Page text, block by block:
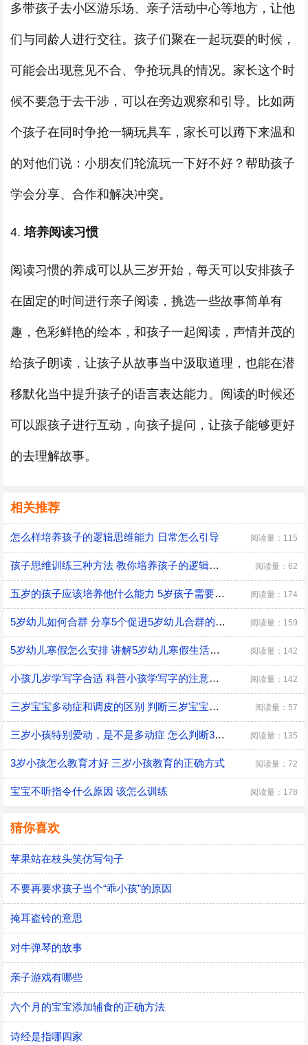
多带孩子去小区游乐场、亲子活动中心等地方，让他
们与同龄人进行交往。孩子们聚在一起玩耍的时候，
可能会出现意见不合、争抢玩具的情况。家长这个时
候不要急于去干涉，可以在旁边观察和引导。比如两
个孩子在同时争抢一辆玩具车，家长可以蹲下来温和
的对他们说：小朋友们轮流玩一下好不好？帮助孩子
学会分享、合作和解决冲突。
4.培养阅读习惯
阅读习惯的养成可以从三岁开始，每天可以安排孩子
在固定的时间进行亲子阅读，挑选一些故事简单有
趣，色彩鲜艳的绘本，和孩子一起阅读，声情并茂的
给孩子朗读，让孩子从故事当中汲取道理，也能在潜
移默化当中提升孩子的语言表达能力。阅读的时候还
可以跟孩子进行互动，向孩子提问，让孩子能够更好
的去理解故事。
相关推荐
怎么样培养孩子的逻辑思维能力 日常怎么引导 阅读量：115
孩子思维训练三种方法 教你培养孩子的逻辑思维 阅读量：62
五岁的孩子应该培养他什么能力 5岁孩子需要培养的能力 阅读量：174
5岁幼儿如何合群 分享5个促进5岁幼儿合群的技巧 阅读量：159
5岁幼儿寒假怎么安排 讲解5岁幼儿寒假生活安排 阅读量：142
小孩几岁学写字合适 科普小孩学写字的注意事项 阅读量：142
三岁宝宝多动症和调皮的区别 判断三岁宝宝是多动症和调皮的方法 阅读量：57
三岁小孩特别爱动，是不是多动症 怎么判断3岁多动症？ 阅读量：135
3岁小孩怎么教育才好 三岁小孩教育的正确方式 阅读量：72
宝宝不听指令什么原因 该怎么训练 阅读量：178
猜你喜欢
苹果站在枝头笑仿写句子
不要再要求孩子当个“乖小孩”的原因
掩耳盗铃的意思
对牛弹琴的故事
亲子游戏有哪些
六个月的宝宝添加辅食的正确方法
诗经是指哪四家